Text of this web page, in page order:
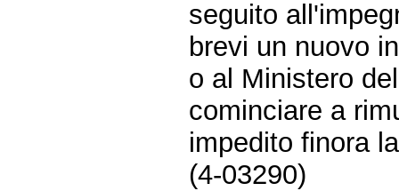
seguito
brevi un nuovo
o al Ministero
cominciare a
impedito finora
(4-03290)